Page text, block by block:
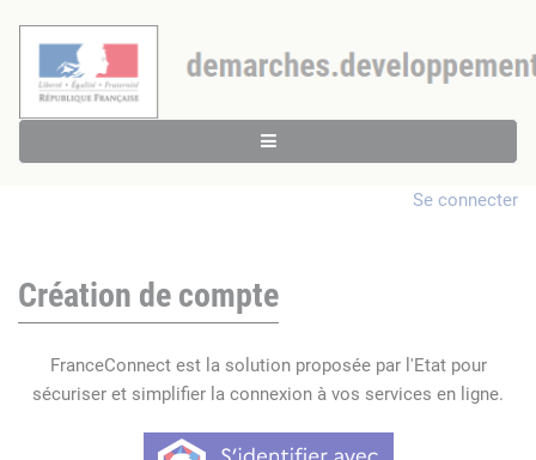
Se connecter
Création de compte
FranceConnect est la solution proposée par l'Etat pour
sécuriser et simplifier la connexion à vos services en ligne.